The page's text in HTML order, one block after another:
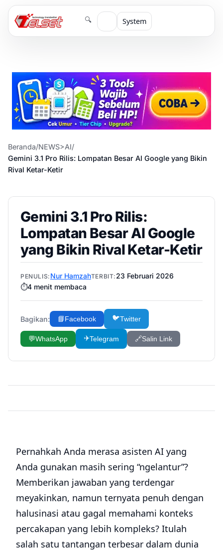
🔍 System
Beranda/NEWS>AI/
Gemini 3.1 Pro Rilis: Lompatan Besar AI Google yang Bikin
Rival Ketar-Ketir
Gemini 3.1 Pro Rilis:
Lompatan Besar AI Google
yang Bikin Rival Ketar-Ketir
PENULIS: Nur HamzahTERBIT: 23 Februari 2026
⏱️4 menit membaca
Bagikan: 📘Facebook 🐦Twitter
💬WhatsApp ✈️Telegram 🔗Salin Link
Pernahkah Anda merasa asisten AI yang
Anda gunakan masih sering “ngelantur”?
Memberikan jawaban yang terdengar
meyakinkan, namun ternyata penuh dengan
halusinasi atau gagal memahami konteks
percakapan yang lebih kompleks? Itulah
salah satu tantangan terbesar dalam dunia